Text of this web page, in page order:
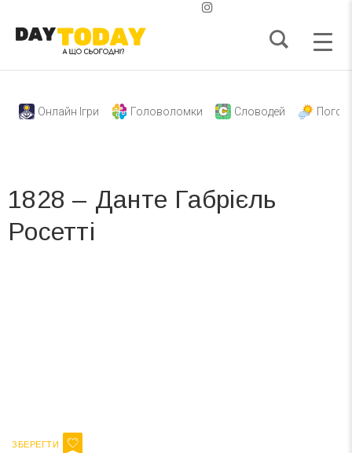
Онлайн Ігри Головоломки Словодей
1828 – Данте Габрієль
Росетті